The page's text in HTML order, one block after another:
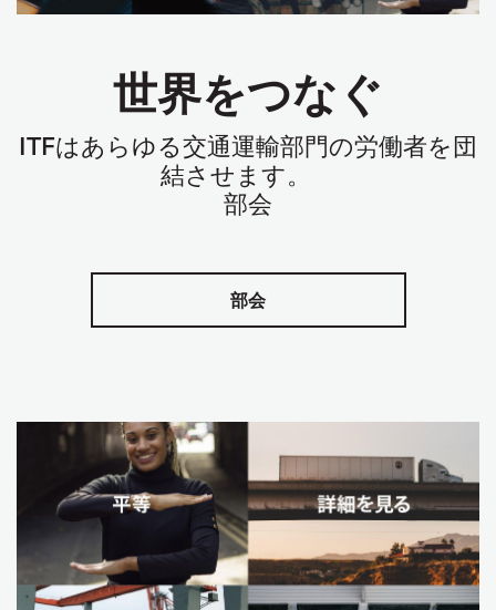
世界をつなぐ
ITFはあらゆる交通運輸部門の労働者を団
結させます。
部会
部会